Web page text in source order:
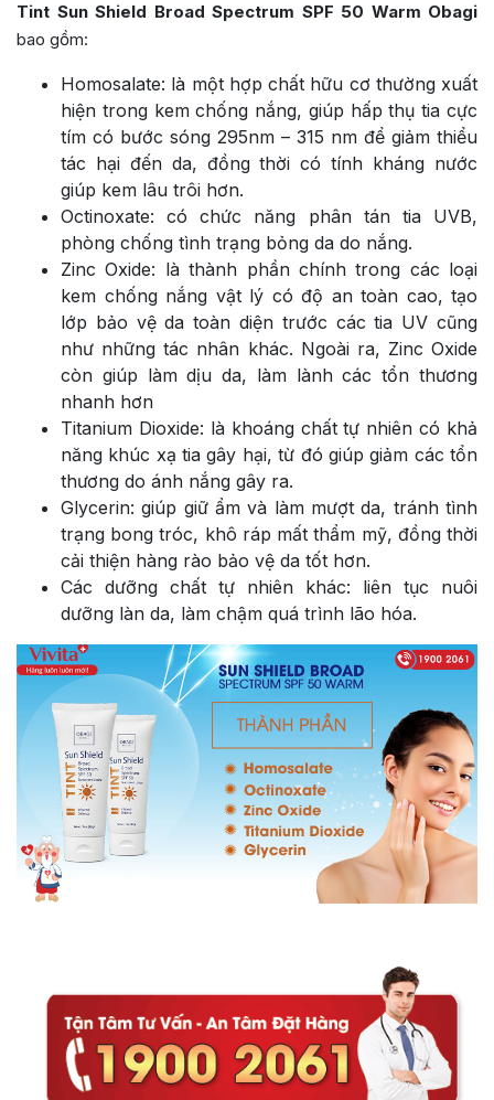
Tint Sun Shield Broad Spectrum SPF 50 Warm Obagi
bao gồm:
Homosalate: là một hợp chất hữu cơ thường xuất
hiện trong kem chống nắng, giúp hấp thụ tia cực
tím có bước sóng 295nm – 315 nm để giảm thiểu
tác hại đến da, đồng thời có tính kháng nước
giúp kem lâu trôi hơn.
Octinoxate: có chức năng phân tán tia UVB,
phòng chống tình trạng bỏng da do nắng.
Zinc Oxide: là thành phần chính trong các loại
kem chống nắng vật lý có độ an toàn cao, tạo
lớp bảo vệ da toàn diện trước các tia UV cũng
như những tác nhân khác. Ngoài ra, Zinc Oxide
còn giúp làm dịu da, làm lành các tổn thương
nhanh hơn
Titanium Dioxide: là khoáng chất tự nhiên có khả
năng khúc xạ tia gây hại, từ đó giúp giảm các tổn
thương do ánh nắng gây ra.
Glycerin: giúp giữ ẩm và làm mượt da, tránh tình
trạng bong tróc, khô ráp mất thẩm mỹ, đồng thời
cải thiện hàng rào bảo vệ da tốt hơn.
Các dưỡng chất tự nhiên khác: liên tục nuôi
dưỡng làn da, làm chậm quá trình lão hóa.